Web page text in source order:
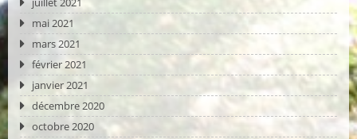
mai 2021
mars 2021
février 2021
janvier 2021
décembre 2020
octobre 2020